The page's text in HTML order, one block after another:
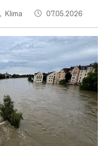
Klima 07.05.2026